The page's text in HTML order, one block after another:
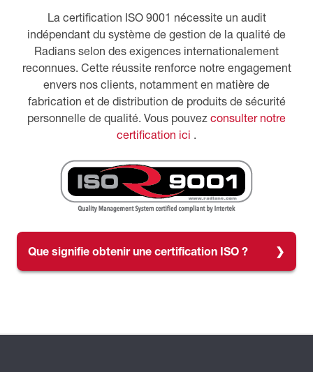
La certification ISO 9001 nécessite un audit
indépendant du système de gestion de la qualité de
Radians selon des exigences internationalement
reconnues. Cette réussite renforce notre engagement
envers nos clients, notamment en matière de
fabrication et de distribution de produits de sécurité
personnelle de qualité. Vous pouvez consulter notre
certification ici
Que signifie obtenir une certification ISO ?